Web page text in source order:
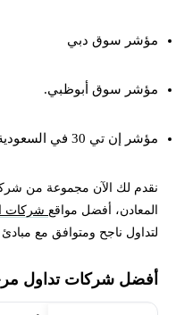
مؤشر سوق دبي
مؤشر سوق أبوظبي.
مؤشر إن تي 30 في السعودية.
نقدم لك الآن مجموعة من
المعادن، أفضل مواقع شركات
لتداول ناجح ومتوافق مع مبادئ
أفضل شركات تداول